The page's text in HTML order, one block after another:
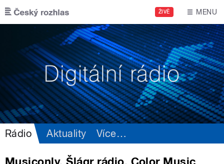
Přejít k hlavnímu obsahu
ŽIVĚ MENU
Rádio Aktuality Více…